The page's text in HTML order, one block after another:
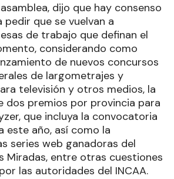
dijo que hay consenso
que se vuelvan a
de trabajo que definan el
considerando como
de nuevos concursos
de largometrajes y
televisión y otros medios, la
dos premios por provincia para
que incluya la convocatoria
este año, así como la
series web ganadoras del
Miradas, entre otras cuestiones
las autoridades del INCAA.